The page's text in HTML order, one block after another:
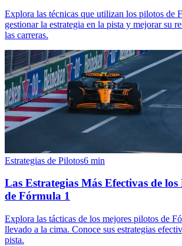
Explora las técnicas que utilizan los pilotos de
gestionar la estrategia en la pista y mejorar su
las carreras.
Estrategias de Pilotos6 min
Las Estrategias Más Efectivas de
de Fórmula 1
Explora las tácticas de los mejores pilotos de
llevado a la cima. Conoce sus estrategias
pista.